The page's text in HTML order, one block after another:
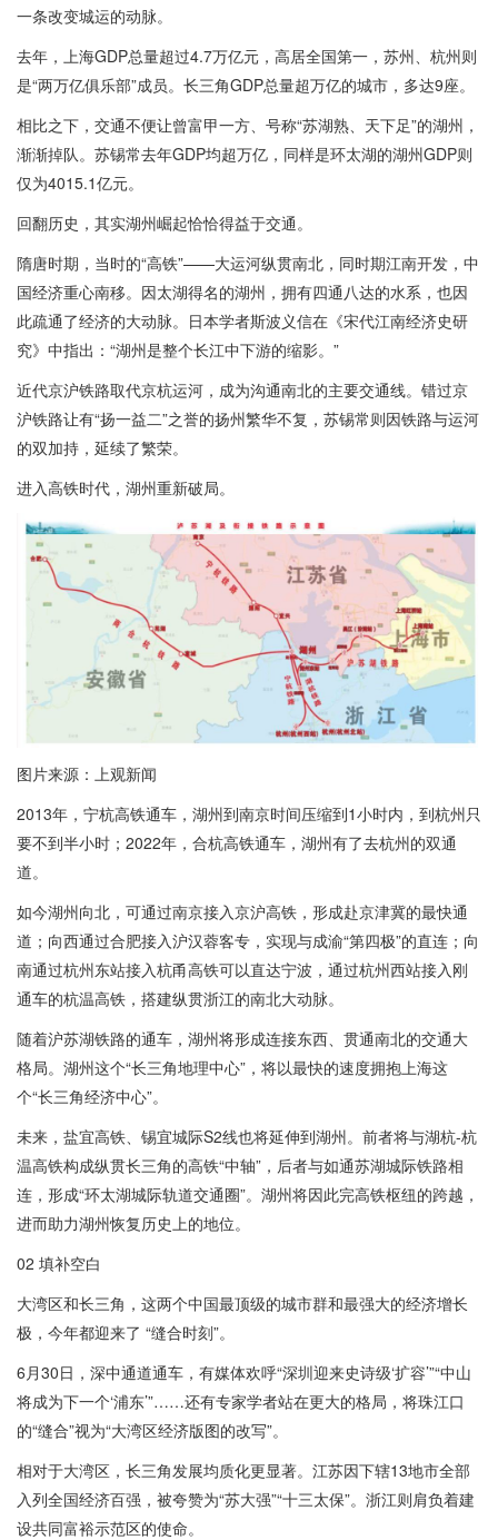
一条改变城运的动脉。
去年，上海GDP总量超过4.7万亿元，高居全国第一，苏州、杭州则
是“两万亿俱乐部”成员。长三角GDP总量超万亿的城市，多达9座。
相比之下，交通不便让曾富甲一方、号称“苏湖熟、天下足”的湖州，
渐渐掉队。苏锡常去年GDP均超万亿，同样是环太湖的湖州GDP则
仅为4015.1亿元。
回翻历史，其实湖州崛起恰恰得益于交通。
隋唐时期，当时的“高铁”——大运河纵贯南北，同时期江南开发，中
国经济重心南移。因太湖得名的湖州，拥有四通八达的水系，也因
此疏通了经济的大动脉。日本学者斯波义信在《宋代江南经济史研
究》中指出：“湖州是整个长江中下游的缩影。”
近代京沪铁路取代京杭运河，成为沟通南北的主要交通线。错过京
沪铁路让有“扬一益二”之誉的扬州繁华不复，苏锡常则因铁路与运河
的双加持，延续了繁荣。
进入高铁时代，湖州重新破局。
图片来源：上观新闻
2013年，宁杭高铁通车，湖州到南京时间压缩到1小时内，到杭州只
要不到半小时；2022年，合杭高铁通车，湖州有了去杭州的双通
道。
如今湖州向北，可通过南京接入京沪高铁，形成赴京津冀的最快通
道；向西通过合肥接入沪汉蓉客专，实现与成渝“第四极”的直连；向
南通过杭州东站接入杭甬高铁可以直达宁波，通过杭州西站接入刚
通车的杭温高铁，搭建纵贯浙江的南北大动脉。
随着沪苏湖铁路的通车，湖州将形成连接东西、贯通南北的交通大
格局。湖州这个“长三角地理中心”，将以最快的速度拥抱上海这
个“长三角经济中心”。
未来，盐宜高铁、锡宜城际S2线也将延伸到湖州。前者将与湖杭-杭
温高铁构成纵贯长三角的高铁“中轴”，后者与如通苏湖城际铁路相
连，形成“环太湖城际轨道交通圈”。湖州将因此完高铁枢纽的跨越，
进而助力湖州恢复历史上的地位。
02 填补空白
大湾区和长三角，这两个中国最顶级的城市群和最强大的经济增长
极，今年都迎来了 “缝合时刻”。
6月30日，深中通道通车，有媒体欢呼“深圳迎来史诗级‘扩容’”“中山
将成为下一个‘浦东’”……还有专家学者站在更大的格局，将珠江口
的“缝合”视为“大湾区经济版图的改写”。
相对于大湾区，长三角发展均质化更显著。江苏因下辖13地市全部
入列全国经济百强，被夸赞为“苏大强”“十三太保”。浙江则肩负着建
设共同富裕示范区的使命。